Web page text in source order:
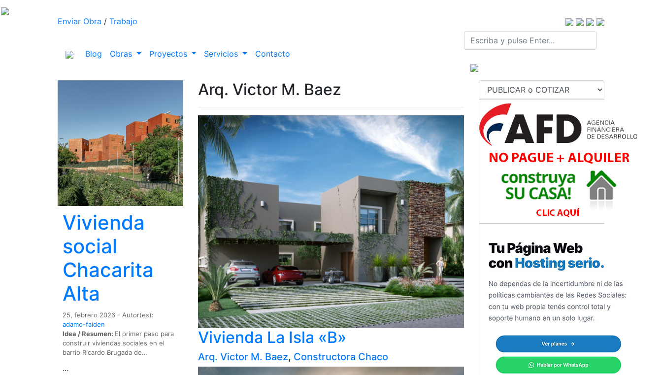
Enviar Obra / Trabajo
Blog (current)
Obras Proyectos Servicios Contacto
Arq. Victor M. Baez
Vivienda La Isla «B»
Arq. Victor M. Baez, Constructora Chaco
Vivienda
social
Chacarita
Alta
25, febrero 2026 - Autor(es):
adamo-faiden
Idea / Resumen: El primer paso para
construir viviendas sociales en el
barrio Ricardo Brugada de…
...